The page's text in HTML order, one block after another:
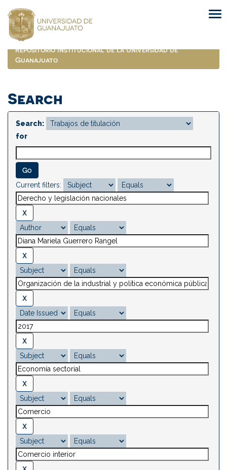
navigation
Repositorio Institucional de la Universidad de
Guanajuato
Search
Search:
for
Current filters: